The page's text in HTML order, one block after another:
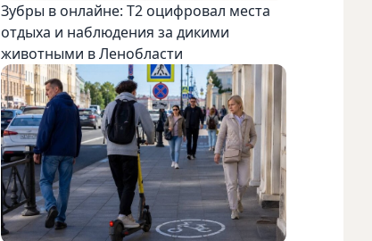
Зубры в онлайне: Т2 оцифровал места
отдыха и наблюдения за дикими
животными в Ленобласти